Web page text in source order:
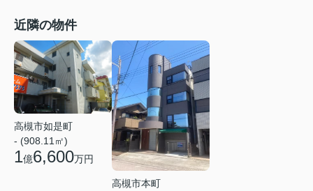
近隣の物件
高槻市如是町
- (908.11㎡)
1億6,600万円
高槻市本町